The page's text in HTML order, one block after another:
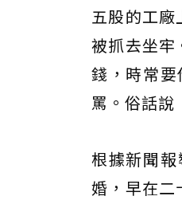
五股的工廠
被抓去坐牢
錢，時常
罵。俗話說
根據新聞
婚，早在二